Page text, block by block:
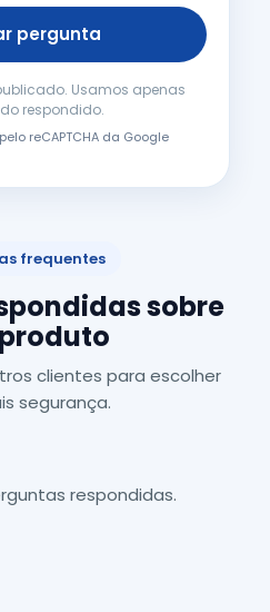
pergunta
Usamos apenas
respondido.
reCAPTCHA da Google
frequentes
sobre
clientes para escolher
segurança.
respondidas.